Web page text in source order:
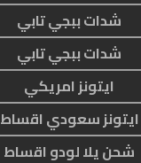
شدات ببجي تابي
شدات ببجي تابي
ايتونز امريكي
ايتونز سعودي اقساط
شحن يلا لودو اقساط